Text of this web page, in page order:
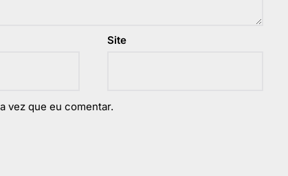
Site
vez que eu comentar.